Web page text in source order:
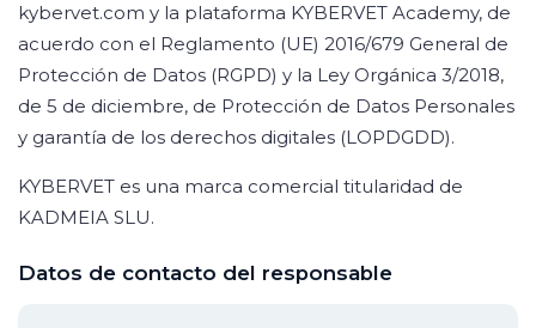
kybervet.com y la plataforma KYBERVET Academy, de
acuerdo con el Reglamento (UE) 2016/679 General de
Protección de Datos (RGPD) y la Ley Orgánica 3/2018,
de 5 de diciembre, de Protección de Datos Personales
y garantía de los derechos digitales (LOPDGDD).
KYBERVET es una marca comercial titularidad de
KADMEIA SLU.
Datos de contacto del responsable